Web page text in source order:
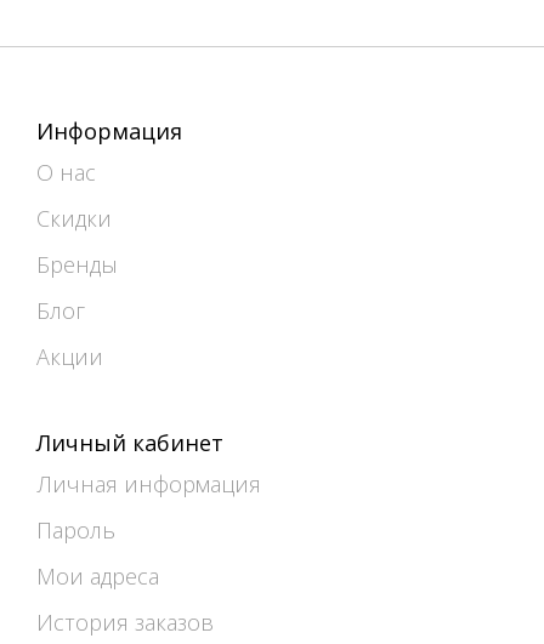
Информация
О нас
Скидки
Бренды
Блог
Акции
Личный кабинет
Личная информация
Пароль
Мои адреса
История заказов